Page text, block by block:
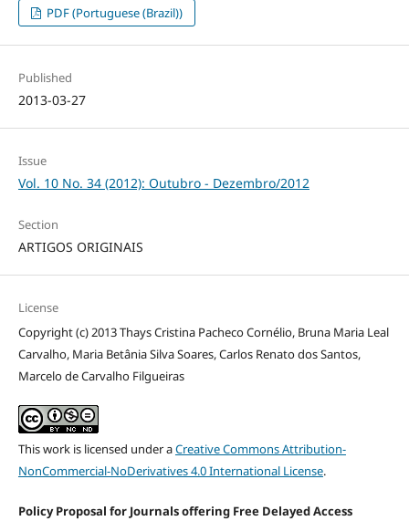
PDF (Portuguese (Brazil))
Published
2013-03-27
Issue
Vol. 10 No. 34 (2012): Outubro - Dezembro/2012
Section
ARTIGOS ORIGINAIS
License
Copyright (c) 2013 Thays Cristina Pacheco Cornélio, Bruna Maria Leal
Carvalho, Maria Betânia Silva Soares, Carlos Renato dos Santos,
Marcelo de Carvalho Filgueiras
This work is licensed under aCreative Commons Attribution-
NonCommercial-NoDerivatives 4.0 International License.
Policy Proposal for Journals offering Free Delayed Access